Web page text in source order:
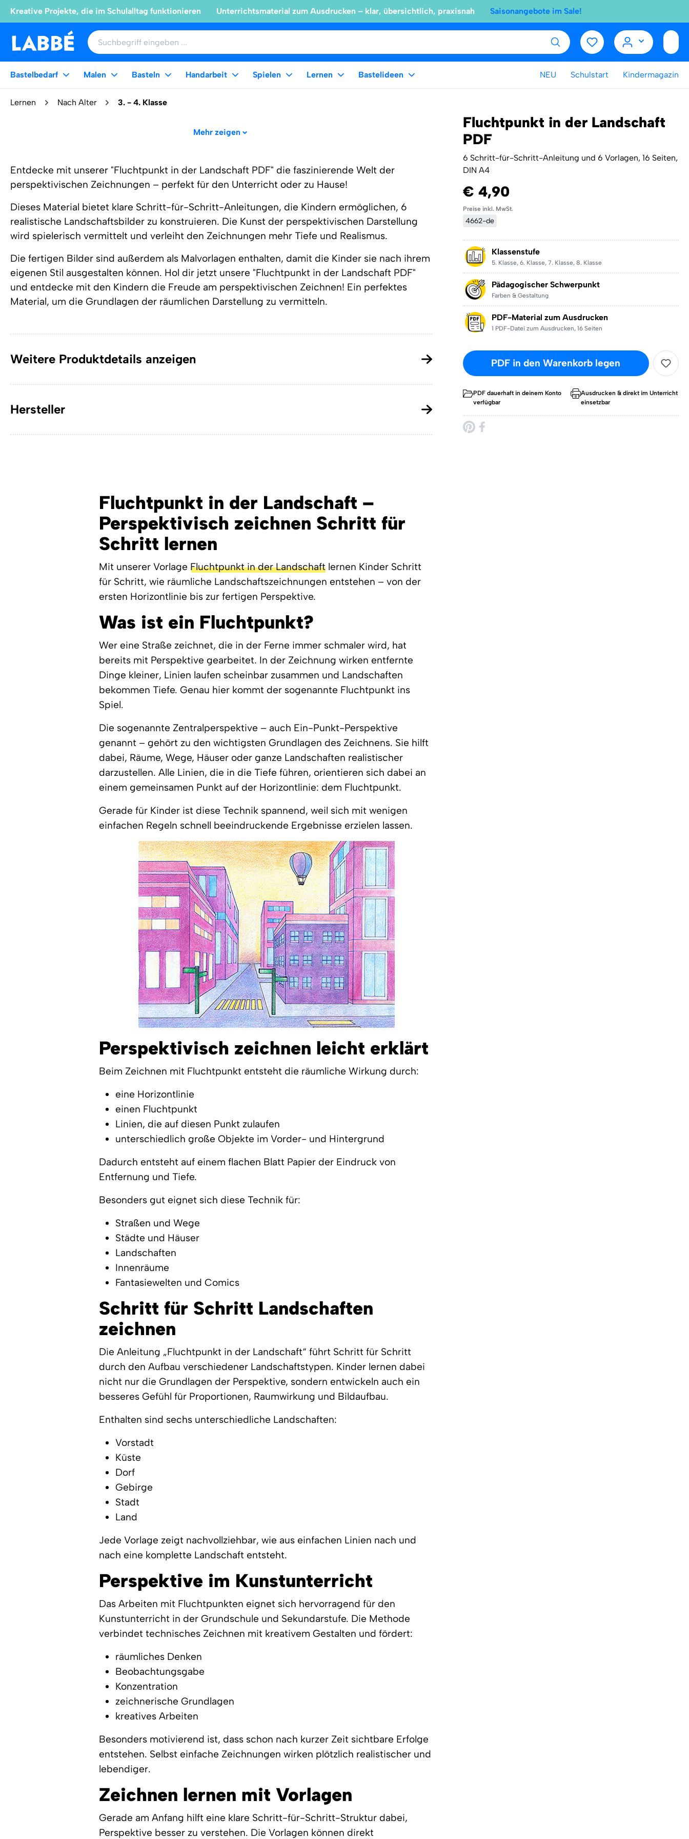
Kreative Projekte, die im Schulalltag funktionieren Unterrichtsmaterial zum Ausdrucken – klar, übersichtlich, praxisnah Saisonangebote im Sale!
Bastelbedarf Malen Basteln Handarbeit Spielen Lernen Bastelideen NEU Schulstart Kindermagazin
Lernen Nach Alter 3. - 4. Klasse
Mehr zeigen
Entdecke mit unserer "Fluchtpunkt in der Landschaft PDF" die faszinierende Welt der
perspektivischen Zeichnungen – perfekt für den Unterricht oder zu Hause!
Dieses Material bietet klare Schritt-für-Schritt-Anleitungen, die Kindern ermöglichen, 6
realistische Landschaftsbilder zu konstruieren. Die Kunst der perspektivischen Darstellung
wird spielerisch vermittelt und verleiht den Zeichnungen mehr Tiefe und Realismus.
Die fertigen Bilder sind außerdem als Malvorlagen enthalten, damit die Kinder sie nach ihrem
eigenen Stil ausgestalten können. Hol dir jetzt unsere "Fluchtpunkt in der Landschaft PDF"
und entdecke mit den Kindern die Freude am perspektivischen Zeichnen! Ein perfektes
Material, um die Grundlagen der räumlichen Darstellung zu vermitteln.
Weitere Produktdetails anzeigen
Hersteller
Fluchtpunkt in der Landschaft –
Perspektivisch zeichnen Schritt für
Schritt lernen
Mit unserer Vorlage Fluchtpunkt in der Landschaft lernen Kinder Schritt
für Schritt, wie räumliche Landschaftszeichnungen entstehen – von der
ersten Horizontlinie bis zur fertigen Perspektive.
Was ist ein Fluchtpunkt?
Wer eine Straße zeichnet, die in der Ferne immer schmaler wird, hat
bereits mit Perspektive gearbeitet. In der Zeichnung wirken entfernte
Dinge kleiner, Linien laufen scheinbar zusammen und Landschaften
bekommen Tiefe. Genau hier kommt der sogenannte Fluchtpunkt ins
Spiel.
Die sogenannte Zentralperspektive – auch Ein-Punkt-Perspektive
genannt – gehört zu den wichtigsten Grundlagen des Zeichnens. Sie hilft
dabei, Räume, Wege, Häuser oder ganze Landschaften realistischer
darzustellen. Alle Linien, die in die Tiefe führen, orientieren sich dabei an
einem gemeinsamen Punkt auf der Horizontlinie: dem Fluchtpunkt.
Gerade für Kinder ist diese Technik spannend, weil sich mit wenigen
einfachen Regeln schnell beeindruckende Ergebnisse erzielen lassen.
Perspektivisch zeichnen leicht erklärt
Beim Zeichnen mit Fluchtpunkt entsteht die räumliche Wirkung durch:
eine Horizontlinie
einen Fluchtpunkt
Linien, die auf diesen Punkt zulaufen
unterschiedlich große Objekte im Vorder- und Hintergrund
Dadurch entsteht auf einem flachen Blatt Papier der Eindruck von
Entfernung und Tiefe.
Besonders gut eignet sich diese Technik für:
Straßen und Wege
Städte und Häuser
Landschaften
Innenräume
Fantasiewelten und Comics
Schritt für Schritt Landschaften
zeichnen
Die Anleitung „Fluchtpunkt in der Landschaft“ führt Schritt für Schritt
durch den Aufbau verschiedener Landschaftstypen. Kinder lernen dabei
nicht nur die Grundlagen der Perspektive, sondern entwickeln auch ein
besseres Gefühl für Proportionen, Raumwirkung und Bildaufbau.
Enthalten sind sechs unterschiedliche Landschaften:
Vorstadt
Küste
Dorf
Gebirge
Stadt
Land
Jede Vorlage zeigt nachvollziehbar, wie aus einfachen Linien nach und
nach eine komplette Landschaft entsteht.
Perspektive im Kunstunterricht
Das Arbeiten mit Fluchtpunkten eignet sich hervorragend für den
Kunstunterricht in der Grundschule und Sekundarstufe. Die Methode
verbindet technisches Zeichnen mit kreativem Gestalten und fördert:
räumliches Denken
Beobachtungsgabe
Konzentration
zeichnerische Grundlagen
kreatives Arbeiten
Besonders motivierend ist, dass schon nach kurzer Zeit sichtbare Erfolge
entstehen. Selbst einfache Zeichnungen wirken plötzlich realistischer und
lebendiger.
Zeichnen lernen mit Vorlagen
Gerade am Anfang hilft eine klare Schritt-für-Schritt-Struktur dabei,
Perspektive besser zu verstehen. Die Vorlagen können direkt
Fluchtpunkt in der Landschaft
PDF
6 Schritt-für-Schritt-Anleitung und 6 Vorlagen, 16 Seiten,
DIN A4
€ 4,90
Preise inkl. MwSt.
4662-de
Klassenstufe
5. Klasse, 6. Klasse, 7. Klasse, 8. Klasse
Pädagogischer Schwerpunkt
Farben & Gestaltung
PDF-Material zum Ausdrucken
1 PDF-Datei zum Ausdrucken, 16 Seiten
PDF in den Warenkorb legen
PDF dauerhaft in deinem Konto
verfügbar
Ausdrucken & direkt im Unterricht
einsetzbar